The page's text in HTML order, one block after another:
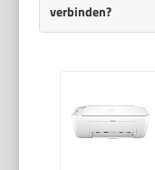
verbinden?